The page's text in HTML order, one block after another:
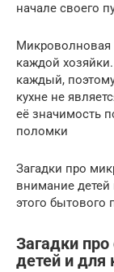
начале своего
каждой
каждый,
кухне не
её значимость
поломки
Загадки про
внимание детей
этого бытового
Загадки
детей и для